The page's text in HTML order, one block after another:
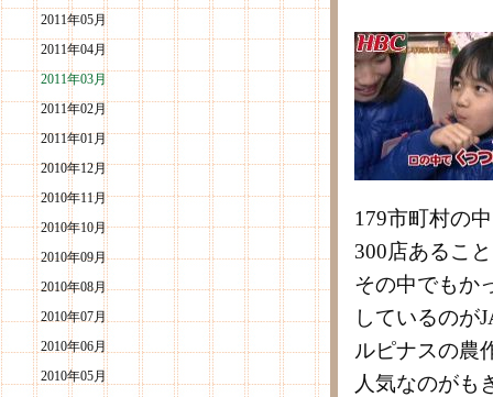
2011年05月
2011年04月
2011年03月
2011年02月
2011年01月
2010年12月
2010年11月
2010年10月
2010年09月
2010年08月
2010年07月
2010年06月
2010年05月
179市町村の
300店あるこ
その中でもか
しているのが
ルピナスの農
人気なのがも